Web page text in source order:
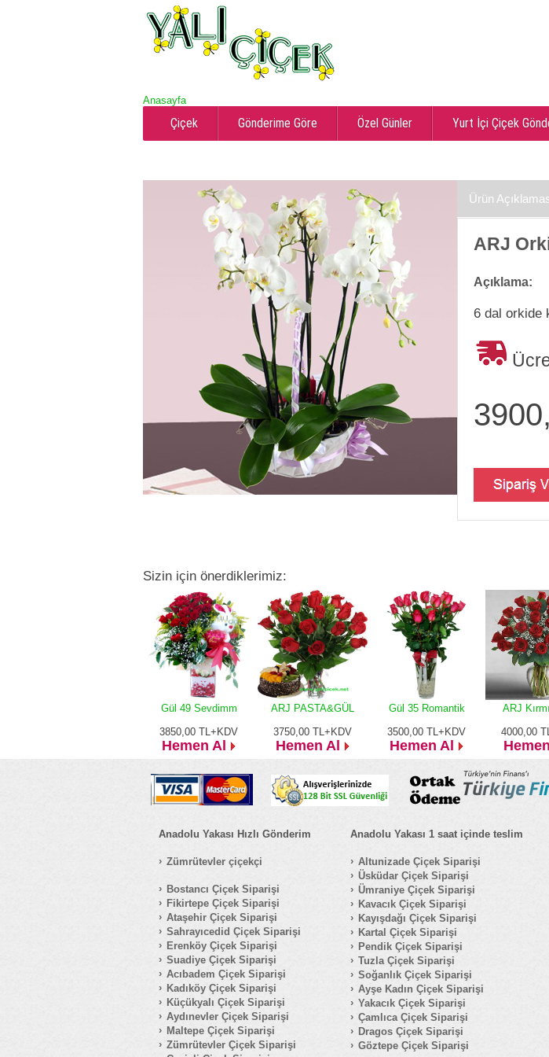
Anasayfa
Çiçek Gönderime Göre Özel Günler Yurt İçi Çiçek
Ürün
ARJ
Açıklama:
6 dal orkide
Sizin için önerdiklerimiz:
Gül 49 Sevdimm
3850,00 TL+KDV
Hemen Al
ARJ PASTA&GÜL
3750,00 TL+KDV
Hemen Al
Gül 35 Romantik
3500,00 TL+KDV
Hemen Al
ARJ
4000,00
Anadolu Yakası Hızlı Gönderim
Zümrütevler çiçekçi
Bostancı Çiçek Siparişi
Fikirtepe Çiçek Siparişi
Ataşehir Çiçek Siparişi
Sahrayıcedid Çiçek Siparişi
Erenköy Çiçek Siparişi
Suadiye Çiçek Siparişi
Acıbadem Çiçek Siparişi
Kadıköy Çiçek Siparişi
Küçükyalı Çiçek Siparişi
Aydınevler Çiçek Siparişi
Maltepe Çiçek Siparişi
Zümrütevler Çiçek Siparişi
Anadolu Yakası 1 saat içinde teslim
Altunizade Çiçek Siparişi
Üsküdar Çiçek Siparişi
Ümraniye Çiçek Siparişi
Kavacık Çiçek Siparişi
Kayışdağı Çiçek Siparişi
Kartal Çiçek Siparişi
Pendik Çiçek Siparişi
Tuzla Çiçek Siparişi
Soğanlık Çiçek Siparişi
Ayşe Kadın Çiçek Siparişi
Yakacık Çiçek Siparişi
Çamlıca Çiçek Siparişi
Dragos Çiçek Siparişi
Göztepe Çiçek Siparişi